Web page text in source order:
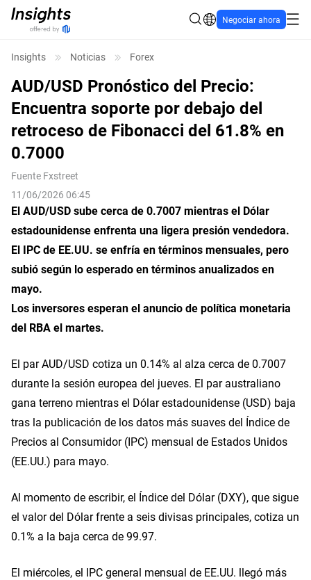
Negociar ahora
Insights Noticias Forex
AUD/USD Pronóstico del Precio:
Encuentra soporte por debajo del
retroceso de Fibonacci del 61.8% en
0.7000
Fuente Fxstreet
11/06/2026 06:45
El AUD/USD sube cerca de 0.7007 mientras el Dólar
estadounidense enfrenta una ligera presión vendedora.
El IPC de EE.UU. se enfría en términos mensuales, pero
subió según lo esperado en términos anualizados en
mayo.
Los inversores esperan el anuncio de política monetaria
del RBA el martes.
El par AUD/USD cotiza un 0.14% al alza cerca de 0.7007
durante la sesión europea del jueves. El par australiano
gana terreno mientras el Dólar estadounidense (USD) baja
tras la publicación de los datos más suaves del Índice de
Precios al Consumidor (IPC) mensual de Estados Unidos
(EE.UU.) para mayo.
Al momento de escribir, el Índice del Dólar (DXY), que sigue
el valor del Dólar frente a seis divisas principales, cotiza un
0.1% a la baja cerca de 99.97.
El miércoles, el IPC general mensual de EE.UU. llegó más